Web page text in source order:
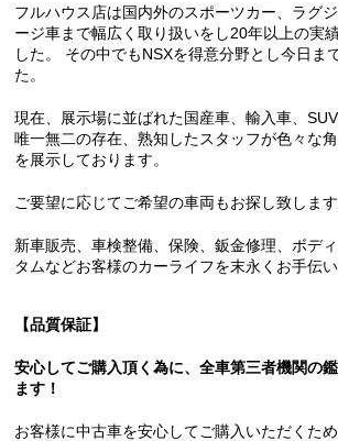
フルハウス店は国内外のスポーツカー、ラグ
ージ車まで幅広く取り扱いをし20年以上の実
した。 その中でもNSXを得意分野とし今日ま
た。
現在、展示場に並ばれた国産車、輸入車、
唯一無二の存在、熟知したスタッフが色々な
を展示しております。
ご要望に応じてご希望の車両もお探し致します
新車販売、車検整備、保険、鈑金修理、ボデ
タムなどお客様のカーライフを末永くお手伝
【品質保証】
安心してご購入頂く為に、全車第三者機関の
ます！
お客様に中古車を安心してご購入いただくた